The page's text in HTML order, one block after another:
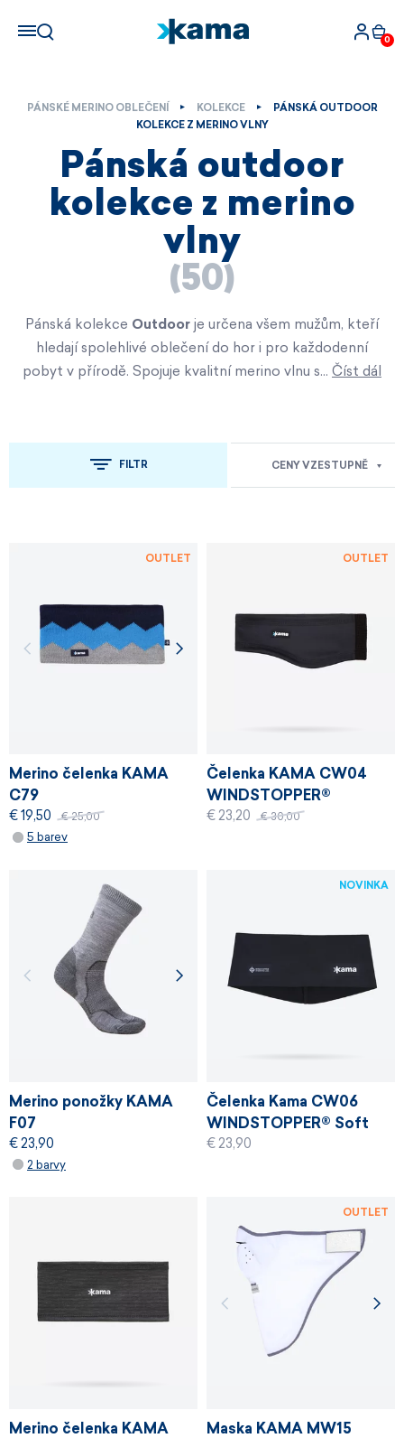
0
PÁNSKÉ MERINO OBLEČENÍ KOLEKCE
PÁNSKÁ OUTDOOR
KOLEKCE Z MERINO VLNY
Pánská outdoor
kolekce z merino
vlny
(50)
Pánská kolekce Outdoor je určena všem mužům, kteří
hledají spolehlivé oblečení do hor i pro každodenní
pobyt v přírodě. Spojuje kvalitní merino vlnu s… Číst dál
FILTR CENY VZESTUPNĚ
Merino čelenka KAMA
C79
€ 19,50 € 25,00
5 barev
OUTLET
Čelenka KAMA CW04
WINDSTOPPER®
€ 23,20 € 30,00
OUTLET
Merino ponožky KAMA
F07
€ 23,90
2 barvy
Čelenka Kama CW06
WINDSTOPPER® Soft
Shell
€ 23,90
NOVINKA
Merino čelenka KAMA
Maska KAMA MW15
OUTLET